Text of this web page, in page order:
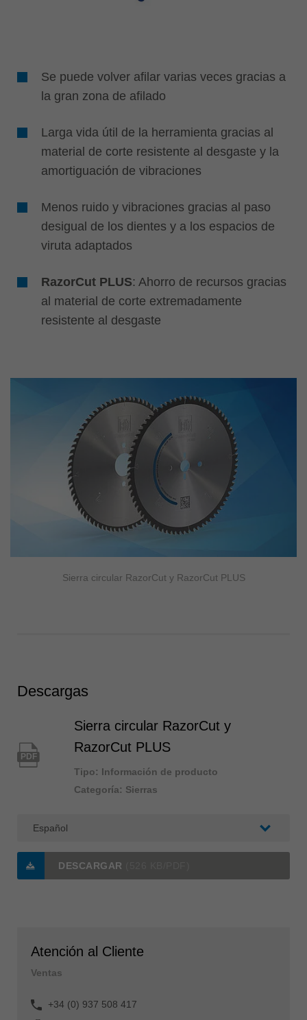
Se puede volver afilar varias veces gracias a
la gran zona de afilado
Larga vida útil de la herramienta gracias al
material de corte resistente al desgaste y la
amortiguación de vibraciones
Menos ruido y vibraciones gracias al paso
desigual de los dientes y a los espacios de
viruta adaptados
RazorCut PLUS: Ahorro de recursos gracias
al material de corte extremadamente
resistente al desgaste
Sierra circular RazorCut y RazorCut PLUS
Descargas
PDF
Sierra circular RazorCut y
RazorCut PLUS
Tipo: Información de producto
Categoría: Sierras
DESCARGAR
Atención al Cliente
Ventas
+34 (0) 937 508 417